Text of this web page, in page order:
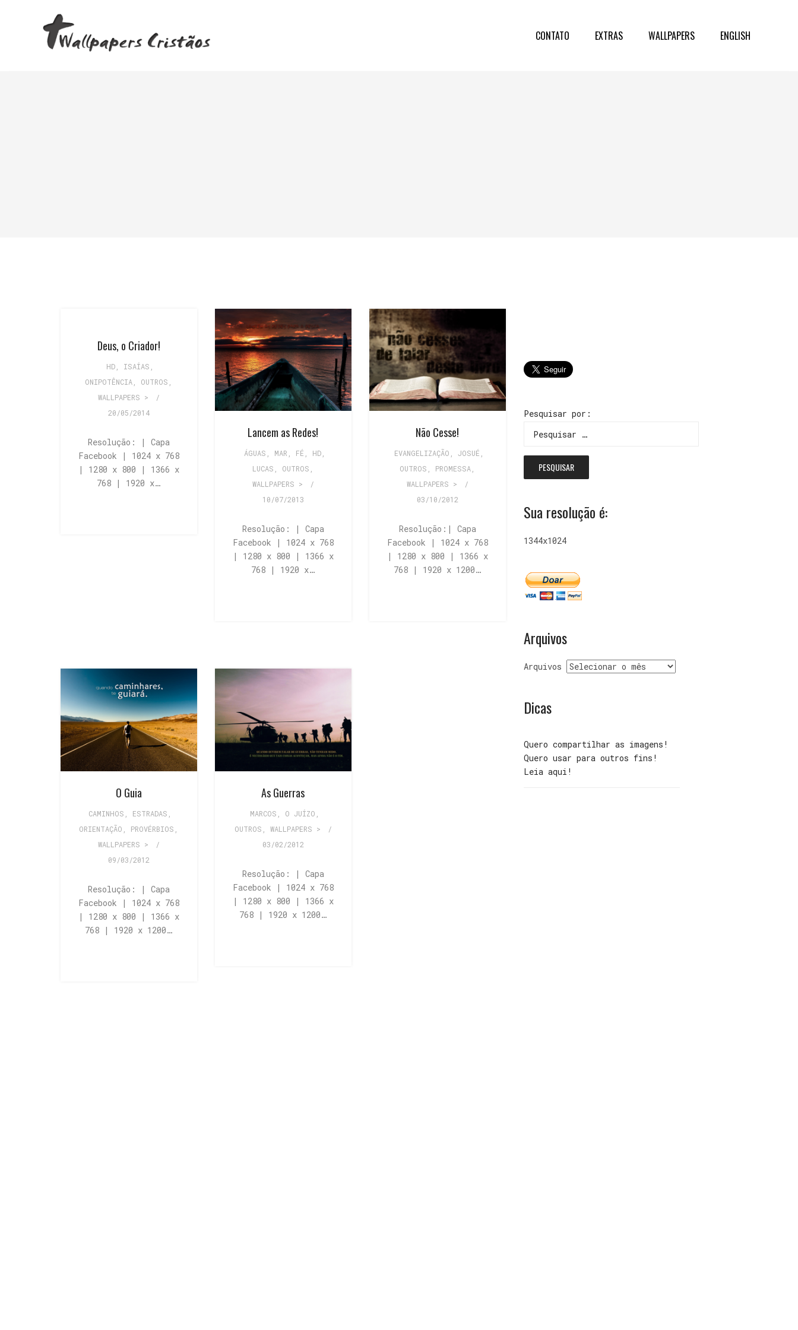
CONTATO EXTRAS WALLPAPERS ENGLISH
Deus, o Criador!
HD ISAÍAS
ONIPOTÊNCIA
OUTROS
WALLPAPERS >
/
20/05/2014
Resolução: | Capa
Facebook | 1024 x 768
| 1280 x 800 | 1366 x
768 | 1920 x…
Lancem as Redes!
ÁGUAS, MAR , FÉ , HD,
LUCAS , OUTROS ,
WALLPAPERS >
/
10/07/2013
Resolução: | Capa
Facebook | 1024 x 768
| 1280 x 800 | 1366 x
768 | 1920 x…
Não Cesse!
EVANGELIZAÇÃO , JOSUÉ ,
OUTROS , PROMESSA,
WALLPAPERS >
/
03/10/2012
Resolução:| Capa
Facebook | 1024 x 768
| 1280 x 800 | 1366 x
768 | 1920 x 1200…
O Guia
CAMINHOS, ESTRADAS
ORIENTAÇÃO
PROVÉRBIOS
WALLPAPERS >
/
09/03/2012
Resolução: | Capa
Facebook | 1024 x 768
| 1280 x 800 | 1366 x
768 | 1920 x 1200…
As Guerras
MARCOS O JUÍZO
OUTROS
WALLPAPERS >
/
03/02/2012
Resolução: | Capa
Facebook | 1024 x 768
| 1280 x 800 | 1366 x
768 | 1920 x 1200…
Pesquisar por:
Sua resolução é:
1344x1024
Arquivos
Arquivos
Dicas
Quero compartilhar as imagens!
Quero usar para outros fins!
Leia aqui!